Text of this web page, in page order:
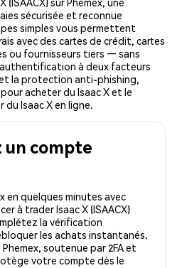
sécurisée et reconnue
simples vous permettent
avec des cartes de crédit, cartes
ou fournisseurs tiers — sans
à deux facteurs
et la protection anti-phishing,
acheter du Isaac X et le
Isaac X en ligne.
un compte
en quelques minutes avec
à trader Isaac X (ISAACX)
la vérification
les achats instantanés.
soutenue par 2FA et
votre compte dès le